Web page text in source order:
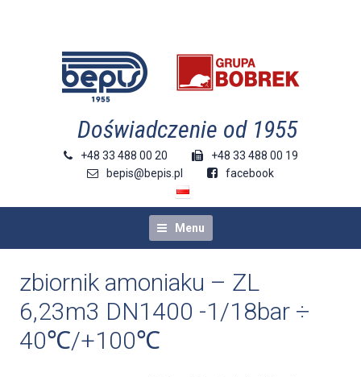
doświadczenie od 1955
+48 33 488 00 20
+48 33 488 00 19
bepis@bepis.pl
facebook
Menu
zbiornik amoniaku – ZL
6,23m3 DN1400 -1/18bar ÷
40℃/+100℃